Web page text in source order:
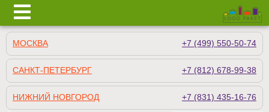
МОСКВА +7 (499) 550-50-74
САНКТ-ПЕТЕРБУРГ +7 (812) 678-99-38
НИЖНИЙ НОВГОРОД +7 (831) 435-16-76